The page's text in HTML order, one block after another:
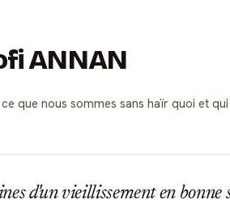
ANNAN
que nous sommes sans haïr quoi et
d'un vieillissement en bonne